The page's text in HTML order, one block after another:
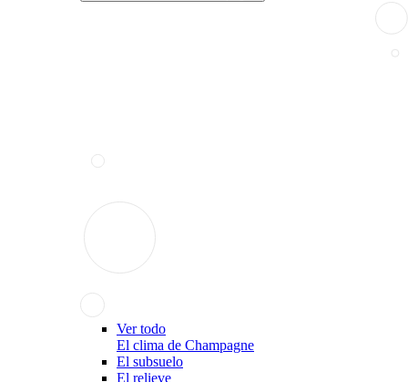
Ver todo
El clima de Champagne
El subsuelo
El relieve